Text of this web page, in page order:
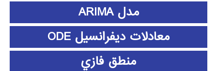
مدل ARIMA
معادلات دیفرانسیل ODE
منطق فازي